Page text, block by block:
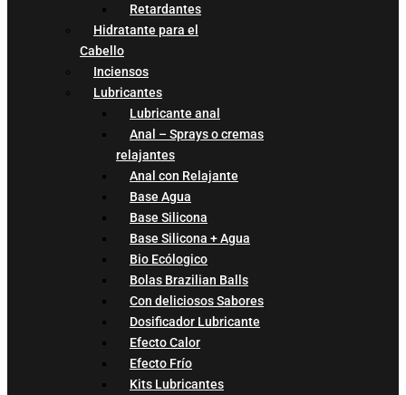
Retardantes
Hidratante para el
Cabello
Inciensos
Lubricantes
Lubricante anal
Anal – Sprays o cremas
relajantes
Anal con Relajante
Base Agua
Base Silicona
Base Silicona + Agua
Bio Ecólogico
Bolas Brazilian Balls
Con deliciosos Sabores
Dosificador Lubricante
Efecto Calor
Efecto Frío
Kits Lubricantes